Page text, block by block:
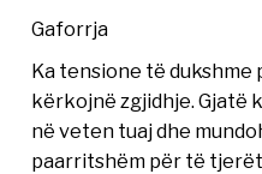
Gaforrja
Ka tensione të dukshme
kërkojnë zgjidhje. Gjatë
në veten tuaj dhe
paarritshëm për të